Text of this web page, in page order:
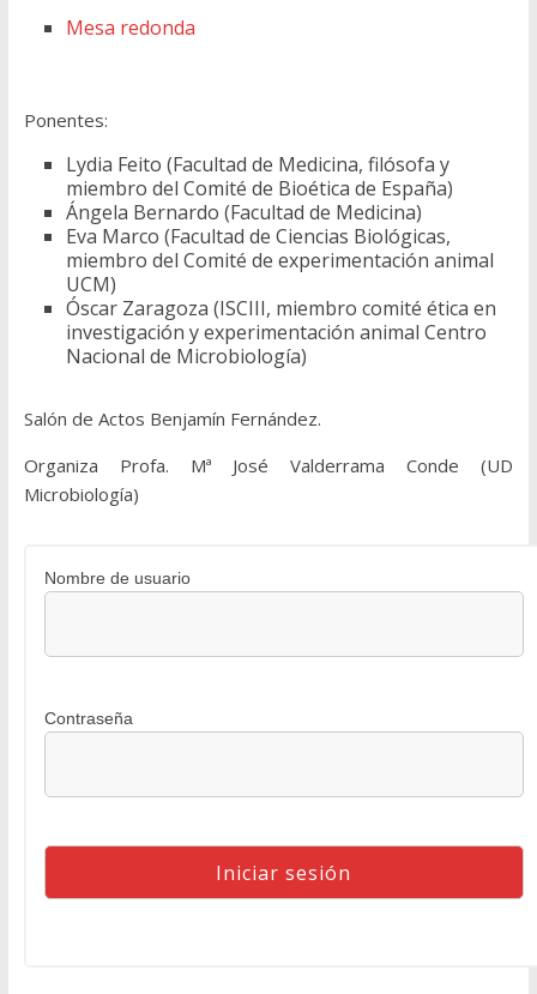
Mesa redonda
Ponentes:
Lydia Feito (Facultad de Medicina, filósofa y
miembro del Comité de Bioética de España)
Ángela Bernardo (Facultad de Medicina)
Eva Marco (Facultad de Ciencias Biológicas,
miembro del Comité de experimentación animal
UCM)
Óscar Zaragoza (ISCIII, miembro comité ética en
investigación y experimentación animal Centro
Nacional de Microbiología)
Salón de Actos Benjamín Fernández.
Organiza Profa. Mª José Valderrama Conde (UD
Microbiología)
Nombre de usuario
Contraseña